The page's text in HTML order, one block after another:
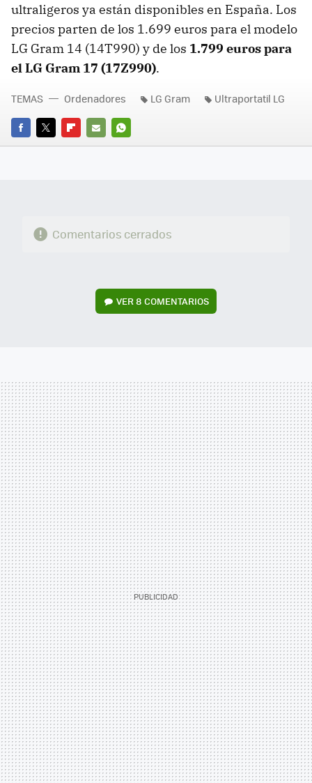
ultraligeros ya están disponibles en España. Los
precios parten de los 1.699 euros para el modelo
LG Gram 14 (14T990) y de los 1.799 euros para
el LG Gram 17 (17Z990).
FACEBOOK
TWITTERFLIPBOARD
E-
WHATSAPP
TEMAS Ordenadores LG Gram Ultraportatil LG
Comentarios cerrados
VER8 COMENTARIOS